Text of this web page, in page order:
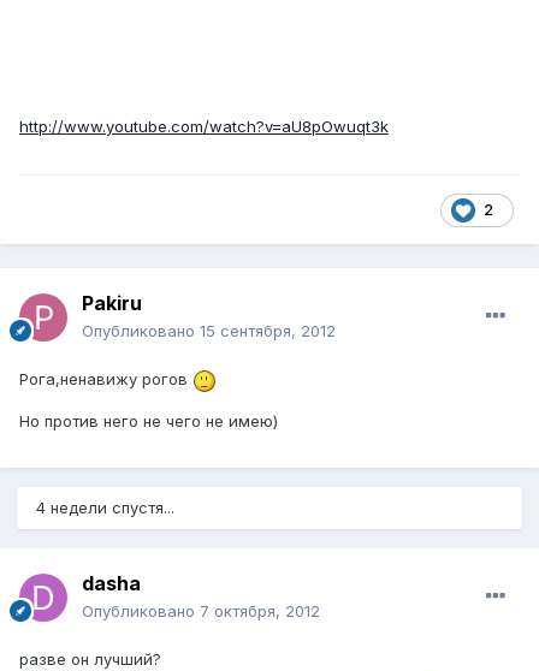
http://www.youtube.com/watch?v=aU8pOwuqt3k
2
Pakiru
Опубликовано 15 сентября, 2012
Рога,ненавижу рогов
Но против него не чего не имею)
4 недели спустя...
dasha
Опубликовано 7 октября, 2012
разве он лучший?